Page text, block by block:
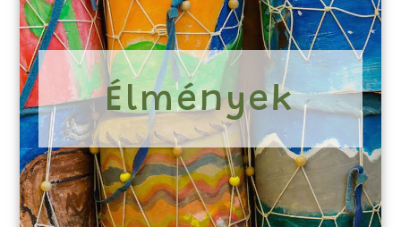
Élmények